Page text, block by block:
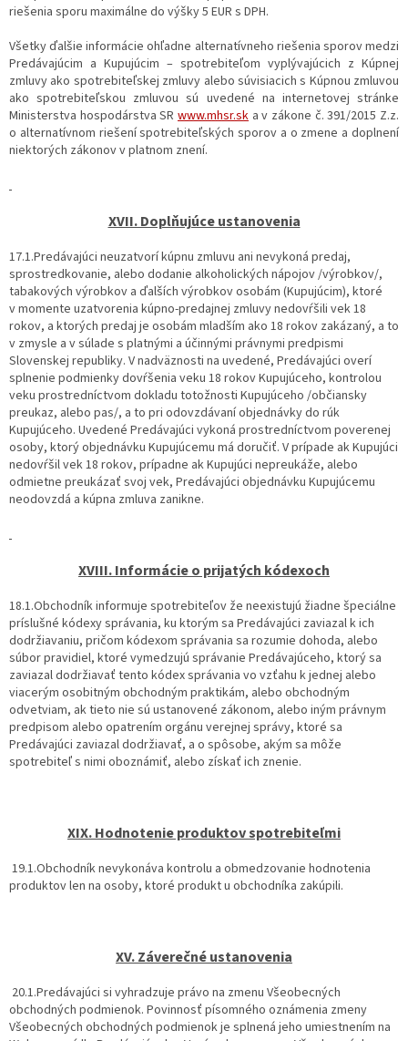
riešenia sporu maximálne do výšky 5 EUR s DPH.
Všetky ďalšie informácie ohľadne alternatívneho riešenia sporov medzi
Predávajúcim a Kupujúcim – spotrebiteľom vyplývajúcich z Kúpnej
zmluvy ako spotrebiteľskej zmluvy alebo súvisiacich s Kúpnou zmluvou
ako spotrebiteľskou zmluvou sú uvedené na internetovej stránke
Ministerstva hospodárstva SR www.mhsr.sk a v zákone č. 391/2015 Z.z.
o alternatívnom riešení spotrebiteľských sporov a o zmene a doplnení
niektorých zákonov v platnom znení.
XVII. Doplňujúce ustanovenia
17.1.Predávajúci neuzatvorí kúpnu zmluvu ani nevykoná predaj,
sprostredkovanie, alebo dodanie alkoholických nápojov /výrobkov/,
tabakových výrobkov a ďalších výrobkov osobám (Kupujúcim), ktoré
v momente uzatvorenia kúpno-predajnej zmluvy nedovŕšili vek 18
rokov, a ktorých predaj je osobám mladším ako 18 rokov zakázaný, a to
v zmysle a v súlade s platnými a účinnými právnymi predpismi
Slovenskej republiky. V nadväznosti na uvedené, Predávajúci overí
splnenie podmienky dovŕšenia veku 18 rokov Kupujúceho, kontrolou
veku prostredníctvom dokladu totožnosti Kupujúceho /občiansky
preukaz, alebo pas/, a to pri odovzdávaní objednávky do rúk
Kupujúceho. Uvedené Predávajúci vykoná prostredníctvom poverenej
osoby, ktorý objednávku Kupujúcemu má doručiť. V prípade ak Kupujúci
nedovŕšil vek 18 rokov, prípadne ak Kupujúci nepreukáže, alebo
odmietne preukázať svoj vek, Predávajúci objednávku Kupujúcemu
neodovzdá a kúpna zmluva zanikne.
XVIII. Informácie o prijatých kódexoch
18.1.Obchodník informuje spotrebiteľov že neexistujú žiadne špeciálne
príslušné kódexy správania, ku ktorým sa Predávajúci zaviazal k ich
dodržiavaniu, pričom kódexom správania sa rozumie dohoda, alebo
súbor pravidiel, ktoré vymedzujú správanie Predávajúceho, ktorý sa
zaviazal dodržiavať tento kódex správania vo vzťahu k jednej alebo
viacerým osobitným obchodným praktikám, alebo obchodným
odvetviam, ak tieto nie sú ustanovené zákonom, alebo iným právnym
predpisom alebo opatrením orgánu verejnej správy, ktoré sa
Predávajúci zaviazal dodržiavať, a o spôsobe, akým sa môže
spotrebiteľ s nimi oboznámiť, alebo získať ich znenie.
XIX. Hodnotenie produktov spotrebiteľmi
19.1.Obchodník nevykonáva kontrolu a obmedzovanie hodnotenia
produktov len na osoby, ktoré produkt u obchodníka zakúpili.
XV. Záverečné ustanovenia
20.1.Predávajúci si vyhradzuje právo na zmenu Všeobecných
obchodných podmienok. Povinnosť písomného oznámenia zmeny
Všeobecných obchodných podmienok je splnená jeho umiestnením na